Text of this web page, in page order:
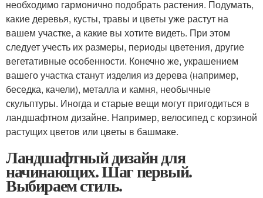
необходимо гармонично подобрать растения. Подумать,
какие деревья, кусты, травы и цветы уже растут на
вашем участке, а какие вы хотите видеть. При этом
следует учесть их размеры, периоды цветения, другие
вегетативные особенности. Конечно же, украшением
вашего участка станут изделия из дерева (например,
беседка, качели), металла и камня, необычные
скульптуры. Иногда и старые вещи могут пригодиться в
ландшафтном дизайне. Например, велосипед с корзиной
растущих цветов или цветы в башмаке.
Ландшафтный дизайн для
начинающих. Шаг первый.
Выбираем стиль.